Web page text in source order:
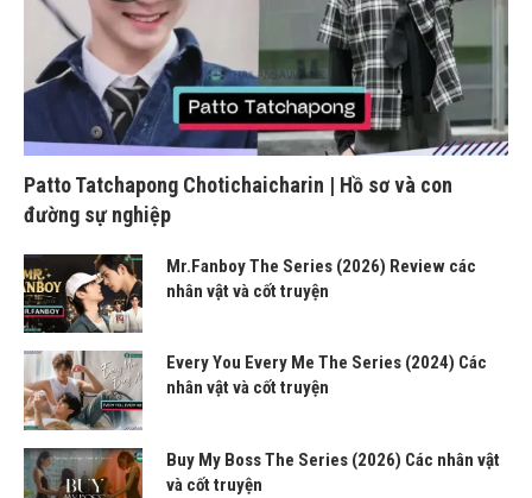
Patto Tatchapong Chotichaicharin | Hồ sơ và con
đường sự nghiệp
Mr.Fanboy The Series (2026) Review các
nhân vật và cốt truyện
Every You Every Me The Series (2024) Các
nhân vật và cốt truyện
Buy My Boss The Series (2026) Các nhân vật
và cốt truyện